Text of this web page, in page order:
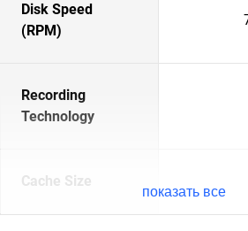
Disk Speed
(RPM)
Recording
Technology
Cache Size
показать все